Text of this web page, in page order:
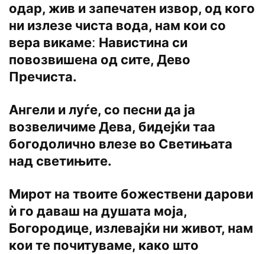
одар, жив и запечатен извор, од кого
ни излезе чиста вода, нам кои со
вера викамеː Навистина си
повозвишена од сите, Дево
Пречиста.
Ангели и луѓе, со песни да ја
возвеличиме Дева, бидејќи таа
богодолично влезе во Светињата
над светињите.
Мирот на твоите божествени дарови
ѝ го даваш на душата моја,
Богородице, излевајќи ни живот, нам
кои те почитуваме, како што